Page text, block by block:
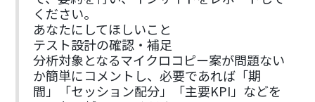
ください。
あなたにしてほしいこと
テスト設計の確認・補足
分析対象となるマイクロコピー案が問題ない
か簡単にコメントし、必要であれば「期
間」「セッション配分」「主要KPI」などを